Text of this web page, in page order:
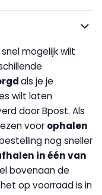
mogelijk wilt
als je je
wilt laten
door Bpost. Als
voor ophalen
nog sneller
in één van
bovenaan de
op voorraad is in